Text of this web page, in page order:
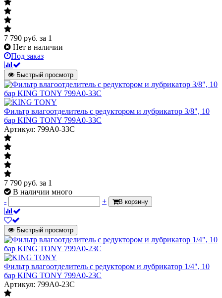
7 790 руб. за 1
Нет в наличии
Под заказ
Быстрый просмотр
Фильтр влагоотделитель с редуктором и лубрикатор 3/8", 10
бар KING TONY 799A0-33C
Артикул: 799A0-33C
7 790 руб. за 1
В наличии много
-
+ В корзину
Быстрый просмотр
Фильтр влагоотделитель с редуктором и лубрикатор 1/4", 10
бар KING TONY 799A0-23C
Артикул: 799A0-23C